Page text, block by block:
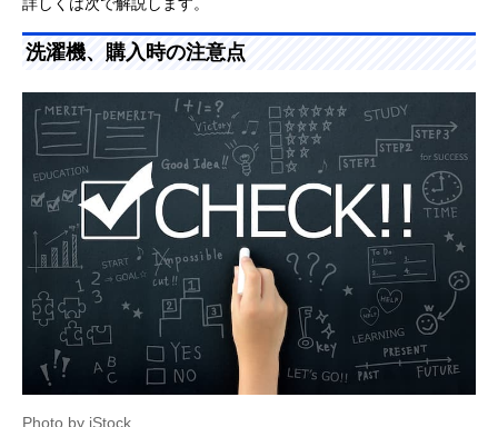
洗濯機、購入時の注意点
Photo by iStock